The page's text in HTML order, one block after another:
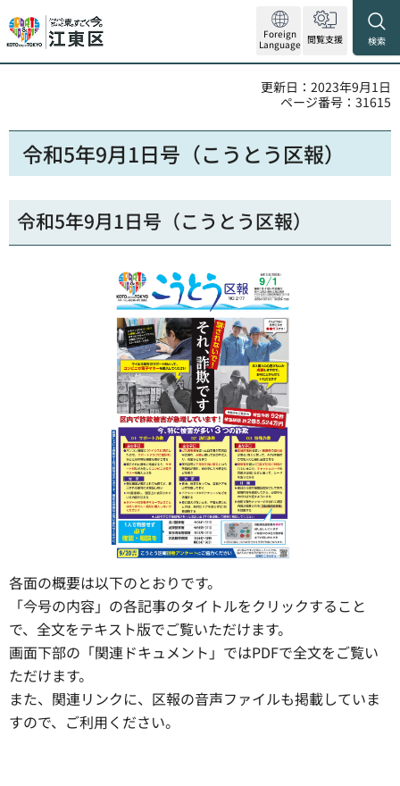
Foreign
Language 閲覧支援 検索
更新日：2023年9月1日
ページ番号：31615
令和5年9月1日号（こうとう区報）
令和5年9月1日号（こうとう区報）
各面の概要は以下のとおりです。
「今号の内容」の各記事のタイトルをクリックすること
で、全文をテキスト版でご覧いただけます。
画面下部の「関連ドキュメント」ではPDFで全文をご覧い
ただけます。
また、関連リンクに、区報の音声ファイルも掲載していま
すので、ご利用ください。